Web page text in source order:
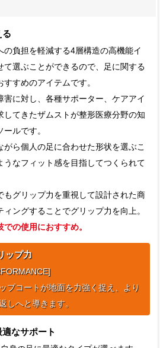
る
の負担を軽減する4層構造の高機能イ
て選ぶことができるので、足に関する
すめのアイテムです。
害に対し、各種サポーター、ケアアイ
してきたザムストが整形医療分野の知
ルです。
がら個人の足に合わせた形状を選ぶこ
うなフィット感を目指してつくられて
もグリップ力を重視して設計された商
ングすることでグリップ力を向上。
の使用におすすめ。
ップ力
プコートが地面を力強く捉え、より
しへと導きます。
なサポート